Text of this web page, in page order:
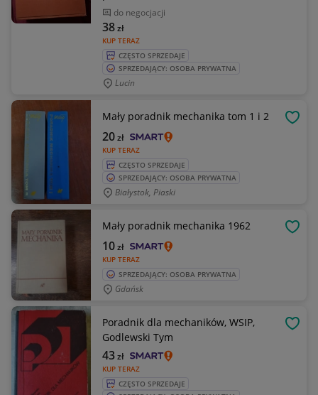
do negocjacji
KUP TERAZ
38zł
CZĘSTO SPRZEDAJE
SPRZEDAJĄCY: OSOBA PRYWATNA
Lucin
Mały poradnik mechanika tom 1 i 2
KUP TERAZ
20zł
CZĘSTO SPRZEDAJE
SPRZEDAJĄCY: OSOBA PRYWATNA
Białystok, Piaski
Mały poradnik mechanika 1962
KUP TERAZ
10zł
SPRZEDAJĄCY: OSOBA PRYWATNA
Gdańsk
Poradnik dla mechaników, WSIP,
Godlewski Tym
KUP TERAZ
43zł
CZĘSTO SPRZEDAJE